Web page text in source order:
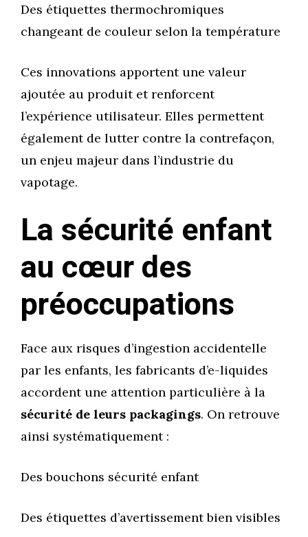
Des étiquettes thermochromiques
changeant de couleur selon la température
Ces innovations apportent une valeur
ajoutée au produit et renforcent
l’expérience utilisateur. Elles permettent
également de lutter contre la contrefaçon,
un enjeu majeur dans l’industrie du
vapotage.
La sécurité enfant
au cœur des
préoccupations
Face aux risques d’ingestion accidentelle
par les enfants, les fabricants d’e-liquides
accordent une attention particulière à la
sécurité de leurs packagings. On retrouve
ainsi systématiquement :
Des bouchons sécurité enfant
Des étiquettes d’avertissement bien visibles